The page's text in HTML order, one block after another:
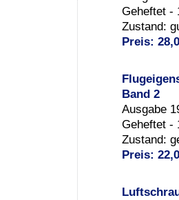
Geheftet -
Zustand:
Preis:
Band 2
Ausgabe
Geheftet -
Zustand:
Preis: